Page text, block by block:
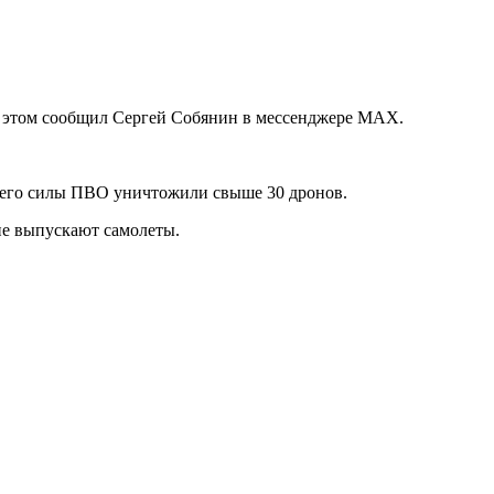
сообщил Сергей Собянин в мессенджере MAX.
силы ПВО уничтожили свыше 30 дронов.
выпускают самолеты.